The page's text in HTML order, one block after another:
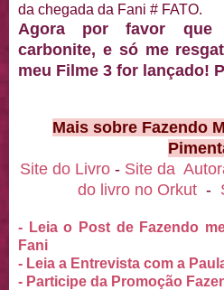
da chegada da Fani # FATO.
Agora por favor que
carbonite, e só me
meu Filme 3 for lançado!
Mais sobre Fazendo
Site do Livro - Site da
do livro no Orkut -
- Leia o Post de Fazendo
Fani
- Leia a Entrevista com a
- Participe da Promoção